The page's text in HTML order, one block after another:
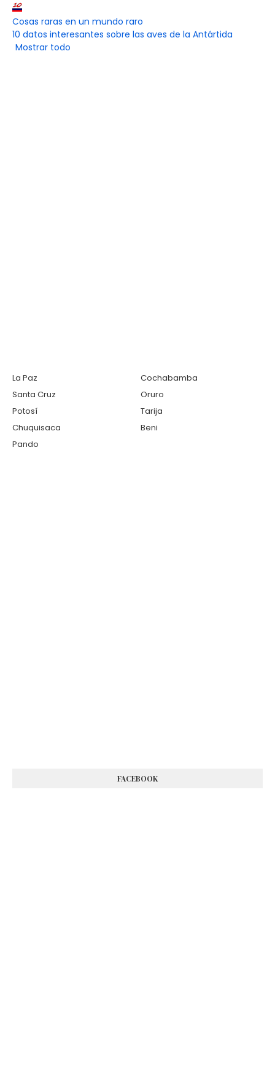
Cosas raras en un mundo raro
10 datos interesantes sobre las aves de la Antártida
Mostrar todo
La Paz
Cochabamba
Santa Cruz
Oruro
Potosí
Tarija
Chuquisaca
Beni
Pando
FACEBOOK